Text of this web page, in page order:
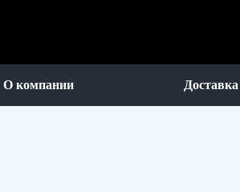
О компании Доставка